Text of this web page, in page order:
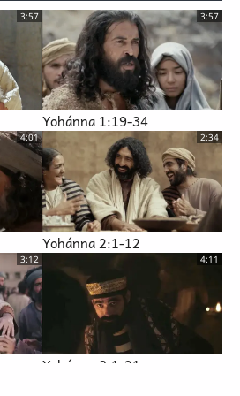
3:57 3:57
Yohánna 1:19-34
4:01 2:34
Yohánna 2:1-12
3:12 4:11
Yohánna 3:1-21